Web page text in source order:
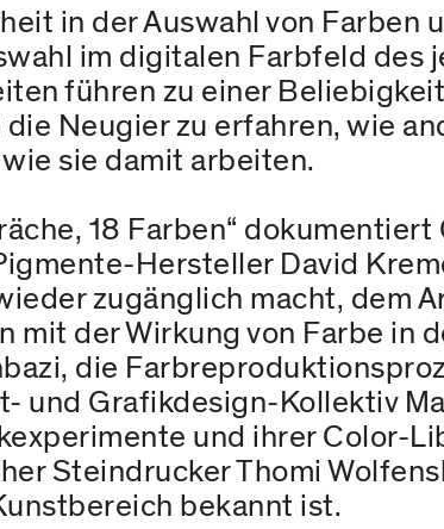
in der Auswahl von Farben
im digitalen Farbfeld des
führen zu einer
Neugier zu erfahren, wie
sie damit arbeiten.
18 Farben“
Hersteller David
zugänglich macht, dem
mit der Wirkung von Farbe in
die
und Grafikdesign-Kollektiv
und ihrer Color-
Steindrucker Thomi
bekannt ist.